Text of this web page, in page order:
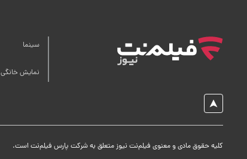
سینما
نمایش خانگی
کلیه حقوق مادی و معنوی فیلم‌نت نیوز متعلق به شرکت پارس فیلم‌نت است.